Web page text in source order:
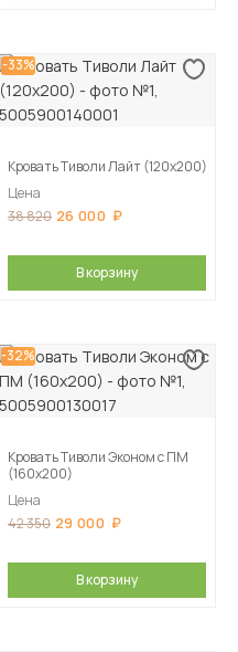
-33%
Кровать Тиволи Лайт (120х200)
Цена
38 820 26 000
В корзину
-32%
Кровать Тиволи Эконом с ПМ
(160х200)
Цена
42 350 29 000
В корзину